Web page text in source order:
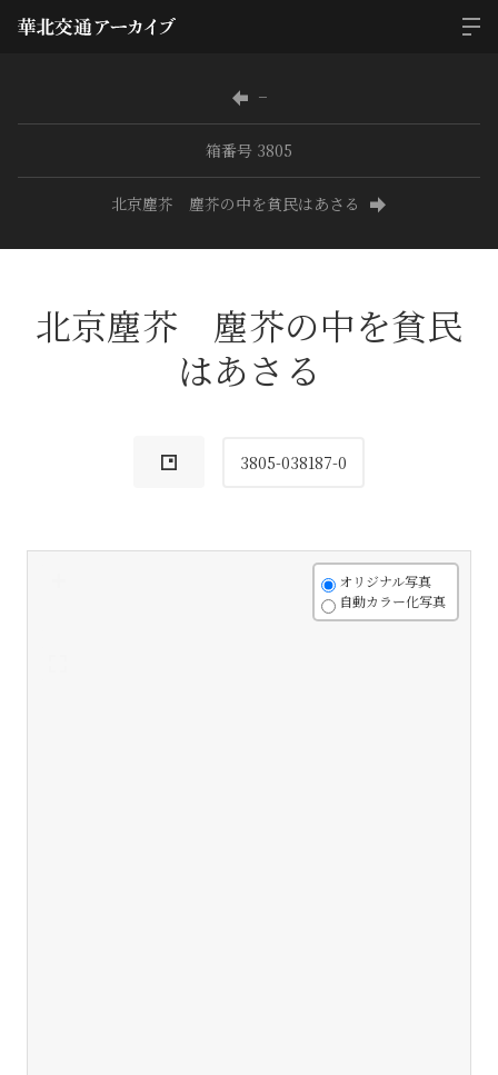
−
箱番号 3805
北京塵芥 塵芥の中を貧民はあさる
北京塵芥 塵芥の中を貧民
はあさる
3805-038187-0
オリジナル写真
自動カラー化写真